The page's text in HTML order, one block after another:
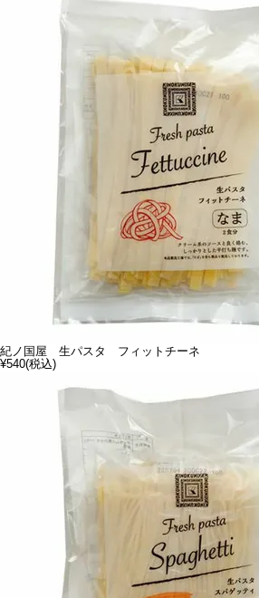
紀ノ国屋 生パスタ フィットチーネ
¥540(税込)